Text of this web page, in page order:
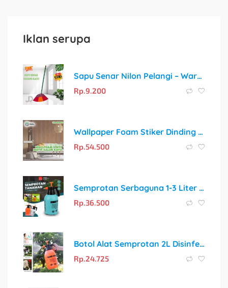
Iklan serupa
Sapu Senar Nilon Pelangi – Warna Warni Cerah, Harga Terjangkau!
Rp.9.200
Wallpaper Foam Stiker Dinding Salur Kayu PVC 120 X 280 Sticker Dinding Motif Marmer Series DW
Rp.54.500
Semprotan Serbaguna 1-3 Liter untuk Disinfektan, Tanaman, dan Pembersihan Rumah
Rp.36.500
Botol Alat Semprotan 2L Disinfektan Tanaman Air Burung Sprayer 2 Liter
Rp.24.725